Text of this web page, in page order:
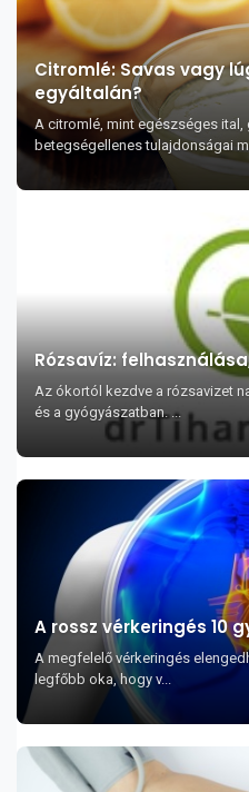
Citromlé: Savas vagy
egyáltalán?
A citromlé, mint egészséges ital,
betegségellenes tulajdonságai
Rózsavíz:
Az ókortól kezdve a rózsavizet
és a gyógyászatban. ...
A rossz vérkeringés 10
A megfelelő vérkeringés
legfőbb oka, hogy v...